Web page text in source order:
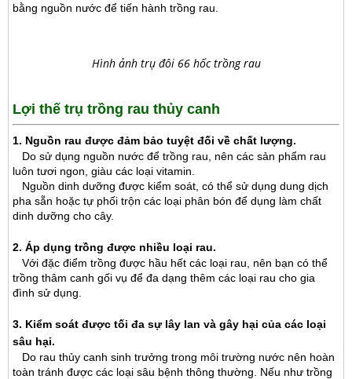
bằng nguồn nước để tiến hành trồng rau.
Hình ảnh trụ đôi 66 hốc trồng rau
Lợi thế trụ trồng rau thủy canh
1. Nguồn rau được đảm bảo tuyệt đối về chất lượng.
Do sử dụng nguồn nước để trồng rau, nên các sản phẩm rau
luôn tươi ngon, giàu các loại vitamin.
Nguồn dinh dưỡng được kiểm soát, có thể sử dụng dung dịch
pha sẵn hoặc tự phối trộn các loại phân bón để dụng làm chất
dinh dưỡng cho cây.
2. Áp dụng trồng được nhiều loại rau.
Với đặc điểm trồng được hầu hết các loại rau, nên bạn có thể
trồng thâm canh gối vụ để đa dạng thêm các loại rau cho gia
đình sử dụng.
3. Kiểm soát được tối đa sự lây lan và gây hại của các loại
sâu hại.
Do rau thủy canh sinh trưởng trong môi trường nước nên hoàn
toàn tránh được các loại sâu bệnh thông thường. Nếu như trồng